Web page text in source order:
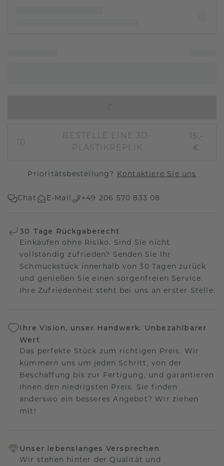
BESTELLE EINE 3D-
PLASTIKREPLIK
15,-
€
Prioritätsbestellung? Kontaktiere Sie uns
Chat E-Mail +49 206 570 833 08
30 Tage Rückgaberecht
Einkaufen ohne Risiko. Sind Sie nicht
vollständig zufrieden? Senden Sie Ihr
Schmuckstück innerhalb von 30 Tagen zurück
und genießen Sie einen sorgenfreien Service.
Ihre Zufriedenheit steht bei uns an erster Stelle.
Ihre Vision, unser Handwerk: Unbezahlbarer
Wert
Das perfekte Stück zum richtigen Preis. Wir
kümmern uns um jeden Schritt, von der
Beschaffung bis zur Fertigung, und garantieren
Ihnen den niedrigsten Preis. Sie finden
anderswo ein besseres Angebot? Wir ziehen
mit!
Unser lebenslanges Versprechen
Wir stehen hinter der Qualität und